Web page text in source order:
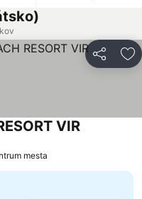
Zdieľať
VIR
mesta